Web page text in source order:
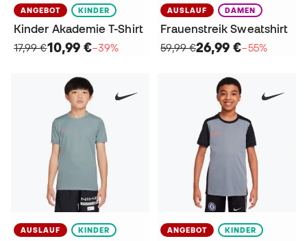
ANGEBOT KINDER
Kinder Akademie T-Shirt
17,99 €10,99 €−39%
AUSLAUF DAMEN
Frauenstreik Sweatshirt
59,99 €26,99 €−55%
AUSLAUF KINDER ANGEBOT KINDER